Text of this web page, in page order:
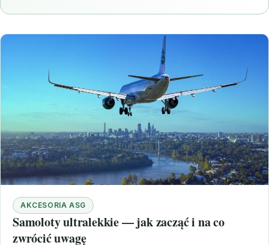
AKCESORIA ASG
Samoloty ultralekkie — jak zacząć i na co
zwrócić uwagę